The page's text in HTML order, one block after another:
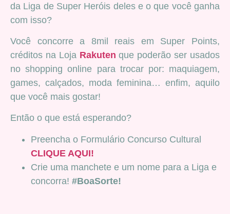
da Liga de Super Heróis deles e o que você ganha
com isso?
Você concorre a 8mil reais em Super Points,
créditos na Loja Rakuten que poderão ser usados
no shopping online para trocar por: maquiagem,
games, calçados, moda feminina… enfim, aquilo
que você mais gostar!
Então o que está esperando?
Preencha o Formulário Concurso Cultural
CLIQUE AQUI!
Crie uma manchete e um nome para a Liga e
concorra! #BoaSorte!